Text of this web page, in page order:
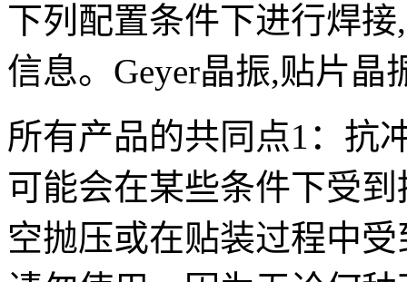
下列配置条件下进行焊
信息。Geyer晶振,贴片
所有产品的共同点1：抗
可能会在某些条件下受
空抛压或在贴装过程中